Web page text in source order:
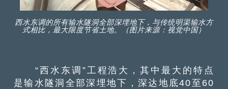
西水东调的所有输水隧洞全部深埋地下，与传统明渠输水方
式相比，最大限度节省土地。（图片来源：视觉中国）
“西水东调”工程浩大，其中最大的特点
是输水隧洞全部深埋地下，深达地底40至60